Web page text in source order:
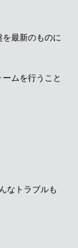
最新のものに
ムを行うこと
なトラブルも